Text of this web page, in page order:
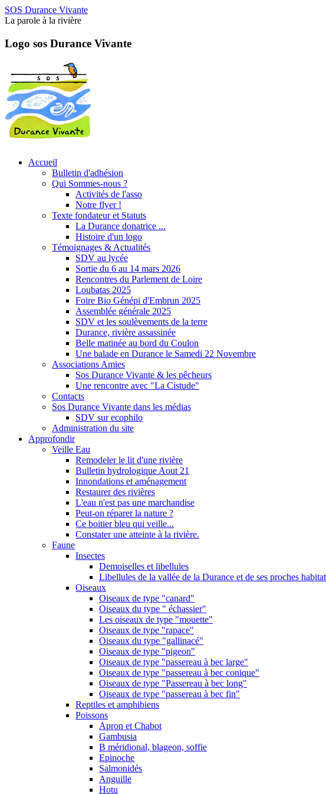
SOS Durance Vivante
La parole à la rivière
Logo sos Durance Vivante
Accueil
Bulletin d'adhésion
Qui Sommes-nous ?
Activités de l'asso
Notre flyer !
Texte fondateur et Statuts
La Durance donatrice ...
Histoire d'un logo
Témoignages & Actualités
SDV au lycée
Sortie du 6 au 14 mars 2026
Rencontres du Parlement de Loire
Loubatas 2025
Foire Bio Génépi d'Embrun 2025
Assemblée générale 2025
SDV et les soulèvements de la terre
Durance, rivière assassinée
Belle matinée au bord du Coulon
Une balade en Durance le Samedi 22 Novembre
Associations Amies
Sos Durance Vivante & les pêcheurs
Une rencontre avec "La Cistude"
Contacts
Sos Durance Vivante dans les médias
SDV sur ecophilo
Administration du site
Approfondir
Veille Eau
Remodeler le lit d'une rivière
Bulletin hydrologique Aout 21
Innondations et aménagement
Restaurer des rivières
L'eau n'est pas une marchandise
Peut-on réparer la nature ?
Ce boitier bleu qui veille...
Constater une atteinte à la rivière.
Faune
Insectes
Demoiselles et libellules
Libellules de la vallée de la Durance et de ses proches
Oiseaux
Oiseaux de type "canard"
Oiseaux du type " échassier"
Les oiseaux de type "mouette"
Oiseaux de type "rapace"
Oiseaux du type "gallinacé"
Oiseaux de type "pigeon"
Oiseaux de type "passereau à bec large"
Oiseaux de type "passereau à bec conique"
Oiseaux de type "Passereau à bec long"
Oiseaux de type "passereau à bec fin"
Reptiles et amphibiens
Poissons
Apron et Chabot
Gambusia
B méridional, blageon, soffie
Epinoche
Salmonidés
Anguille
Hotu